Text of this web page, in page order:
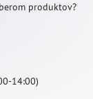
produktov?
14:00)